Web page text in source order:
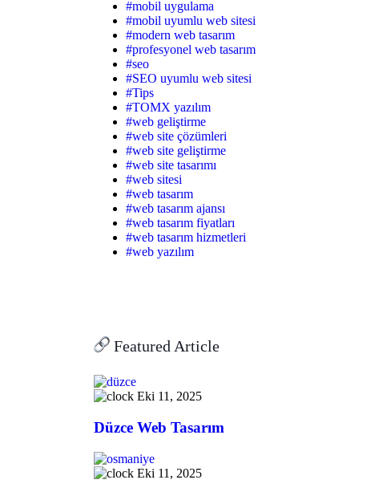
#mobil uygulama
#mobil uyumlu web sitesi
#modern web tasarım
#profesyonel web tasarım
#seo
#SEO uyumlu web sitesi
#Tips
#TOMX yazılım
#web geliştirme
#web site çözümleri
#web site geliştirme
#web site tasarımı
#web sitesi
#web tasarım
#web tasarım ajansı
#web tasarım fiyatları
#web tasarım hizmetleri
#web yazılım
Featured Article
Eki 11, 2025
Düzce Web Tasarım
Eki 11, 2025